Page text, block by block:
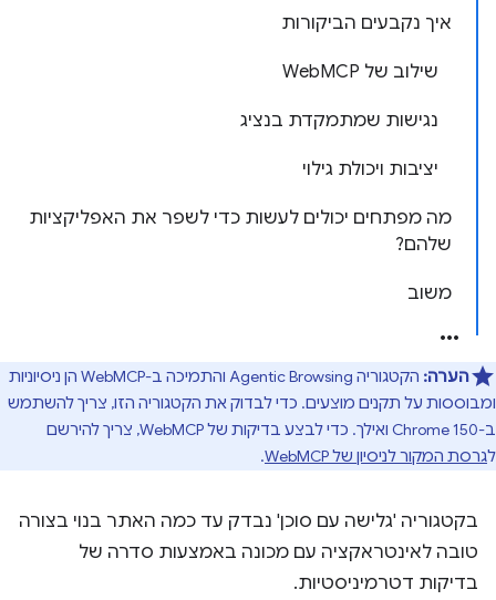
איך נקבעים הביקורות
שילוב של WebMCP
נגישות שמתמקדת בנציג
יציבות ויכולת גילוי
מה מפתחים יכולים לעשות כדי לשפר את האפליקציות
שלהם?
משוב
הערה:
הקטגוריה Agentic Browsing והתמיכה ב-WebMCP הן ניסיוניות
ומבוססות על תקנים מוצעים. כדי לבדוק את הקטגוריה הזו, צריך להשתמש
ב-Chrome 150 ואילך. כדי לבצע בדיקות של WebMCP, צריך להירשם
לגרסת המקור לניסיון של WebMCP .
בקטגוריה 'גלישה עם סוכן' נבדק עד כמה האתר בנוי בצורה
טובה לאינטראקציה עם מכונה באמצעות סדרה של
בדיקות דטרמיניסטיות.